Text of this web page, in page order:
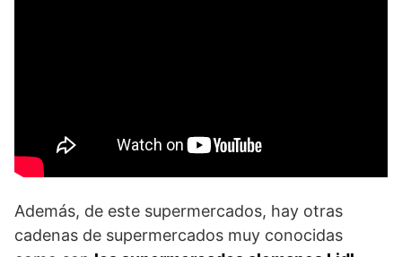
Además, de este supermercados, hay otras
cadenas de supermercados muy conocidas